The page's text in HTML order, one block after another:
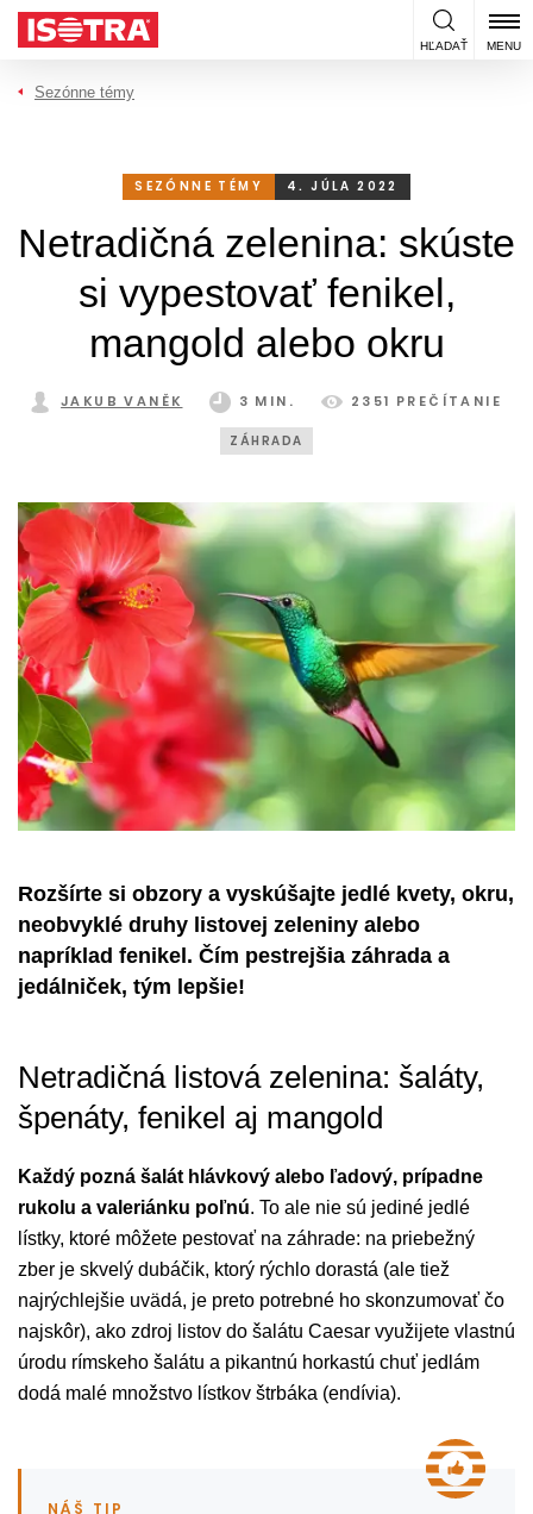
Preskočiť na obsah
HĽADAŤ MENU
Sezónne témy
SEZÓNNE TÉMY 4. JÚLA 2022
Netradičná zelenina: skúste
si vypestovať fenikel,
mangold alebo okru
JAKUB VANĚK 3 MIN. 2351 PREČÍTANIE
ZÁHRADA
Rozšírte si obzory a vyskúšajte jedlé kvety, okru,
neobvyklé druhy listovej zeleniny alebo
napríklad fenikel. Čím pestrejšia záhrada a
jedálniček, tým lepšie!
Netradičná listová zelenina: šaláty,
špenáty, fenikel aj mangold
Každý pozná šalát hlávkový alebo ľadový, prípadne
rukolu a valeriánku poľnú. To ale nie sú jediné jedlé
lístky, ktoré môžete pestovať na záhrade: na priebežný
zber je skvelý dubáčik, ktorý rýchlo dorastá (ale tiež
najrýchlejšie uvädá, je preto potrebné ho skonzumovať čo
najskôr), ako zdroj listov do šalátu Caesar využijete vlastnú
úrodu rímskeho šalátu a pikantnú horkastú chuť jedlám
dodá malé množstvo lístkov štrbáka (endívia).